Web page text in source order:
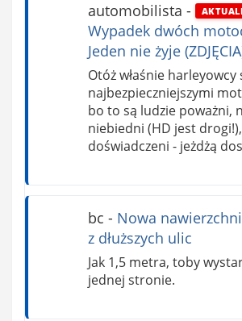
automobilista -
Wypadek dwóch
Jeden nie żyje
Otóż właśnie harleyowcy
najbezpieczniejszymi
bo to są ludzie poważni,
niebiedni (HD jest drogi!),
doświadczeni - jeżdżą
bc - Nowa
z dłuższych ulic
Jak 1,5 metra, toby
jednej stronie.